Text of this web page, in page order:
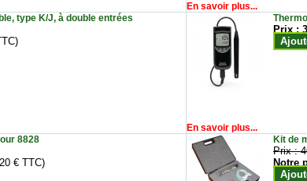
En savoir plus...
type K/J, à double entrées
Prix :
En savoir plus...
8828
€ TTC)
Kit de
Prix :
Notre